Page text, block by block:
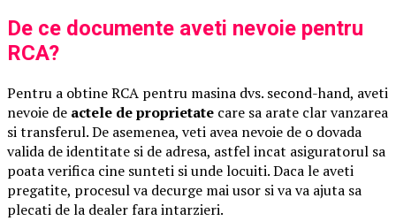
De ce documente aveti nevoie pentru
RCA?
Pentru a obtine RCA pentru masina dvs. second-hand, aveti
nevoie de actele de proprietate care sa arate clar vanzarea
si transferul. De asemenea, veti avea nevoie de o dovada
valida de identitate si de adresa, astfel incat asiguratorul sa
poata verifica cine sunteti si unde locuiti. Daca le aveti
pregatite, procesul va decurge mai usor si va va ajuta sa
plecati de la dealer fara intarzieri.